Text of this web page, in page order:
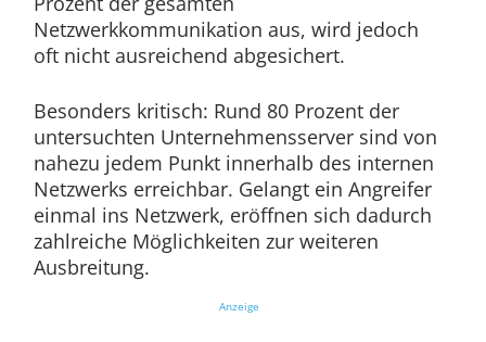
Netzwerkkommunikation aus, wird jedoch
oft nicht ausreichend abgesichert.
Besonders kritisch: Rund 80 Prozent der
untersuchten Unternehmensserver sind von
nahezu jedem Punkt innerhalb des internen
Netzwerks erreichbar. Gelangt ein Angreifer
einmal ins Netzwerk, eröffnen sich dadurch
zahlreiche Möglichkeiten zur weiteren
Ausbreitung.
Anzeige